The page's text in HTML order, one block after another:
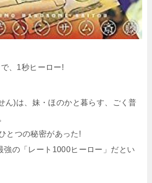
、1秒ヒーロー!
ん)は、妹・ほのかと暮らす、ごく普
とつの秘密があった!
強の「レート1000ヒーロー」だとい